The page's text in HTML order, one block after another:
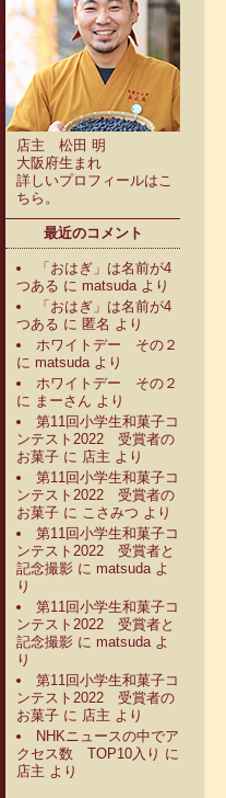
店主 松田 明
大阪府生まれ
詳しいプロフィールはこ
ちら 。
最近のコメント
「おはぎ」は名前が4
つある に matsudaより
「おはぎ」は名前が4
つある に 匿名 より
ホワイトデー その２
に matsudaより
ホワイトデー その２
に まーさん より
第11回小学生和菓子コ
ンテスト2022 受賞者の
お菓子 に 店主 より
第11回小学生和菓子コ
ンテスト2022 受賞者の
お菓子 に こさみつ より
第11回小学生和菓子コ
ンテスト2022 受賞者と
記念撮影 に matsudaよ
り
第11回小学生和菓子コ
ンテスト2022 受賞者と
記念撮影 に matsudaよ
り
第11回小学生和菓子コ
ンテスト2022 受賞者の
お菓子 に 店主 より
NHKニュースの中でア
クセス数 TOP10入り に
店主 より